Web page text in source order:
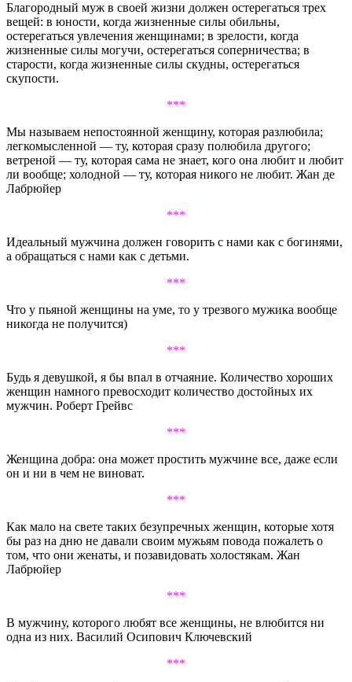
Благородный муж в своей жизни должен остерегаться трех
вещей: в юности, когда жизненные силы обильны,
остерегаться увлечения женщинами; в зрелости, когда
жизненные силы могучи, остерегаться соперничества; в
старости, когда жизненные силы скудны, остерегаться
скупости.
***
Мы называем непостоянной женщину, которая разлюбила;
легкомысленной — ту, которая сразу полюбила другого;
ветреной — ту, которая сама не знает, кого она любит и любит
ли вообще; холодной — ту, которая никого не любит. Жан де
Лабрюйер
***
Идеальный мужчина должен говорить с нами как с богинями,
а обращаться с нами как с детьми.
***
Что у пьяной женщины на уме, то у трезвого мужика вообще
никогда не получится)
***
Будь я девушкой, я бы впал в отчаяние. Количество хороших
женщин намного превосходит количество достойных их
мужчин. Роберт Грейвс
***
Женщина добра: она может простить мужчине все, даже если
он и ни в чем не виноват.
***
Как мало на свете таких безупречных женщин, которые хотя
бы раз на дню не давали своим мужьям повода пожалеть о
том, что они женаты, и позавидовать холостякам. Жан
Лабрюйер
***
В мужчину, которого любят все женщины, не влюбится ни
одна из них. Василий Осипович Ключевский
***